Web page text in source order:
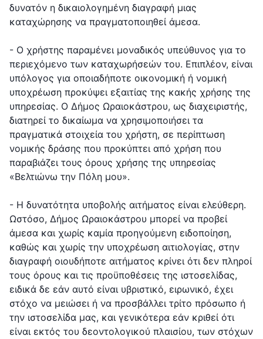
δυνατόν η δικαιολογημένη διαγραφή μιας
καταχώρησης να πραγματοποιηθεί άμεσα.
- Ο χρήστης παραμένει μοναδικός υπεύθυνος για το
περιεχόμενο των καταχωρήσεών του. Επιπλέον, είναι
υπόλογος για οποιαδήποτε οικονομική ή νομική
υποχρέωση προκύψει εξαιτίας της κακής χρήσης της
υπηρεσίας. Ο Δήμος Ωραιοκάστρου, ως διαχειριστής,
διατηρεί το δικαίωμα να χρησιμοποιήσει τα
πραγματικά στοιχεία του χρήστη, σε περίπτωση
νομικής δράσης που προκύπτει από χρήση που
παραβιάζει τους όρους χρήσης της υπηρεσίας
«Βελτιώνω την Πόλη μου».
- Η δυνατότητα υποβολής αιτήματος είναι ελεύθερη.
Ωστόσο, Δήμος Ωραιοκάστρου μπορεί να προβεί
άμεσα και χωρίς καμία προηγούμενη ειδοποίηση,
καθώς και χωρίς την υποχρέωση αιτιολογίας, στην
διαγραφή οιουδήποτε αιτήματος κρίνει ότι δεν πληροί
τους όρους και τις προϋποθέσεις της ιστοσελίδας,
ειδικά δε εάν αυτό είναι υβριστικό, ειρωνικό, έχει
στόχο να μειώσει ή να προσβάλλει τρίτο πρόσωπο ή
την ιστοσελίδα μας, και γενικότερα εάν κριθεί ότι
είναι εκτός του δεοντολογικού πλαισίου, των στόχων